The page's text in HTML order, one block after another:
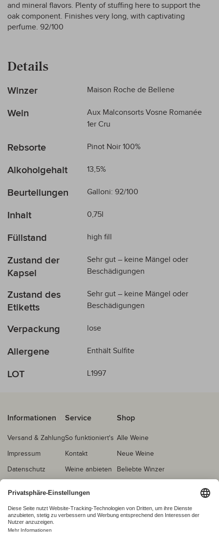
and mineral flavors. Plenty of stuffing here to support the
oak component. Finishes very long, with captivating
perfume. 92/100
Details
Mehr
Winzer Maison Roche de Bellene
Wein
Aux Malconsorts Vosne Romanée
1er Cru
Rebsorte Pinot Noir 100%
Alkoholgehalt 13,5%
Beurteilungen Galloni: 92/100
Inhalt 0,75l
Füllstand high fill
Zustand der
Kapsel
Sehr gut – keine Mängel oder
Beschädigungen
Zustand des
Etiketts
Sehr gut – keine Mängel oder
Beschädigungen
Verpackung lose
Allergene Enthält Sulfite
LOT L1997
Informationen
Versand & Zahlung
Impressum
Datenschutz
Service
So funktioniert's
Kontakt
Weine anbieten
Shop
Alle Weine
Neue Weine
Beliebte Winzer